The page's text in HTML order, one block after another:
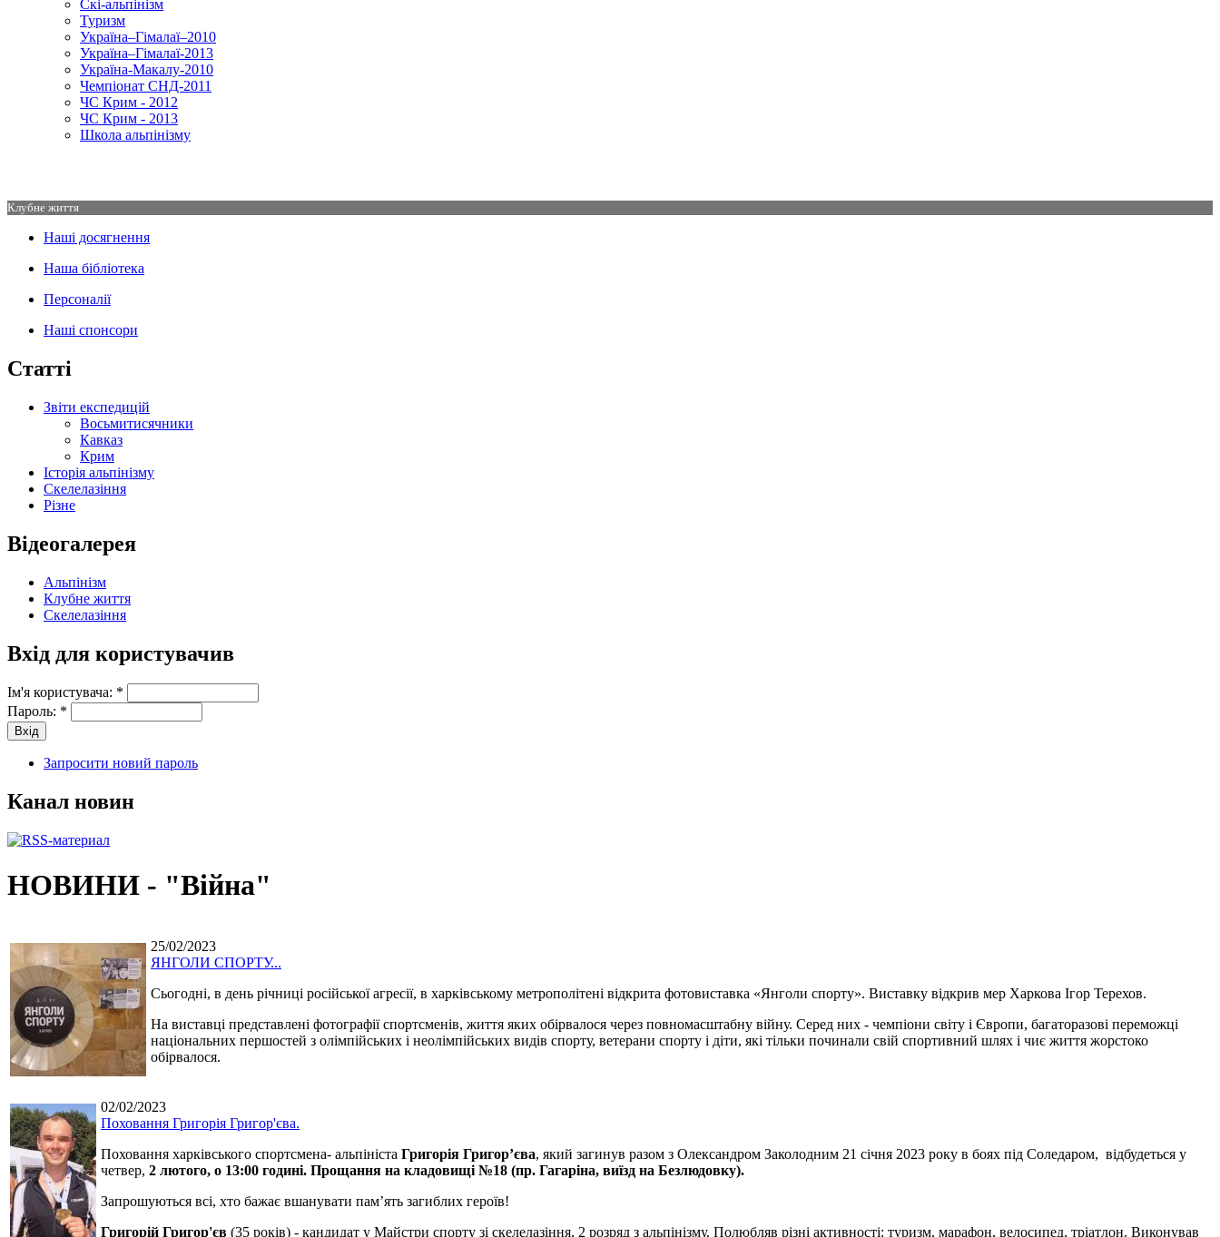
Скі-альпінізм
Туризм
Україна–Гімалаї–2010
Україна–Гімалаї-2013
Україна-Макалу-2010
Чемпіонат СНД-2011
ЧС Крим - 2012
ЧС Крим - 2013
Школа альпінізму
Клубне життя
Наші досягнення
Наша бібліотека
Персоналії
Наші спонсори
Статті
Звіти експедицій
Восьмитисячники
Кавказ
Крим
Історія альпінізму
Скелелазіння
Різне
Відеогалерея
Альпінізм
Клубне життя
Скелелазіння
Вхід для користувачив
Ім'я користувача: *
Пароль: *
Запросити новий пароль
Канал новин
НОВИНИ - "Війна"
25/02/2023
ЯНГОЛИ СПОРТУ...
Сьогодні, в день річниці російської агресії, в харківському метрополітені відкрита фотовиставка «Янголи спорту». Виставку відкрив мер Харкова Ігор Терехов.
На виставці представлені фотографії спортсменів, життя яких обірвалося через повномасштабну війну. Серед них - чемпіони світу і Європи, багаторазові переможці
національних першостей з олімпійських і неолімпійських видів спорту, ветерани спорту і діти, які тільки починали свій спортивний шлях і чиє життя жорстоко
обірвалося.
02/02/2023
Поховання Григорія Григор'єва.
Поховання харківського спортсмена- альпініста Григорія Григор’єва, який загинув разом з Олександром Заколодним 21 січня 2023 року в боях під Соледаром, відбудеться у
четвер, 2 лютого, о 13:00 годині. Прощання на кладовищі №18 (пр. Гагаріна, виїзд на Безлюдовку).
Запрошуються всі, хто бажає вшанувати пам’ять загиблих героїв!
Григорій Григор'єв (35 років) - кандидат у Майстри спорту зі скелелазіння, 2 розряд з альпінізму. Полюбляв різні активності: туризм, марафон, велосипед, тріатлон. Виконував